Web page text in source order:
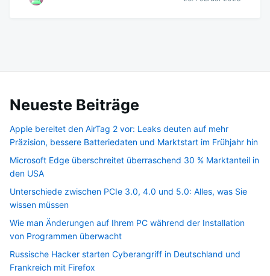
Neueste Beiträge
Apple bereitet den AirTag 2 vor: Leaks deuten auf mehr
Präzision, bessere Batteriedaten und Marktstart im Frühjahr hin
Microsoft Edge überschreitet überraschend 30 % Marktanteil in
den USA
Unterschiede zwischen PCIe 3.0, 4.0 und 5.0: Alles, was Sie
wissen müssen
Wie man Änderungen auf Ihrem PC während der Installation
von Programmen überwacht
Russische Hacker starten Cyberangriff in Deutschland und
Frankreich mit Firefox